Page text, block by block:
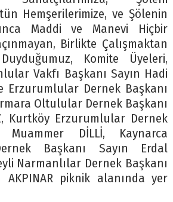
Hemşerilerimize, ve Şölenin
Maddi ve Manevi Hiçbir
Birlikte Çalışmaktan
Komite Üyeleri,
Vakfı Başkanı Sayın Hadi
Erzurumlular Dernek Başkanı
Oltulular Dernek Başkanı
Kurtköy Erzurumlular Dernek
Muammer DİLLİ, Kaynarca
Başkanı Sayın Erdal
Narmanlılar Dernek Başkanı
AKPINAR piknik alanında yer